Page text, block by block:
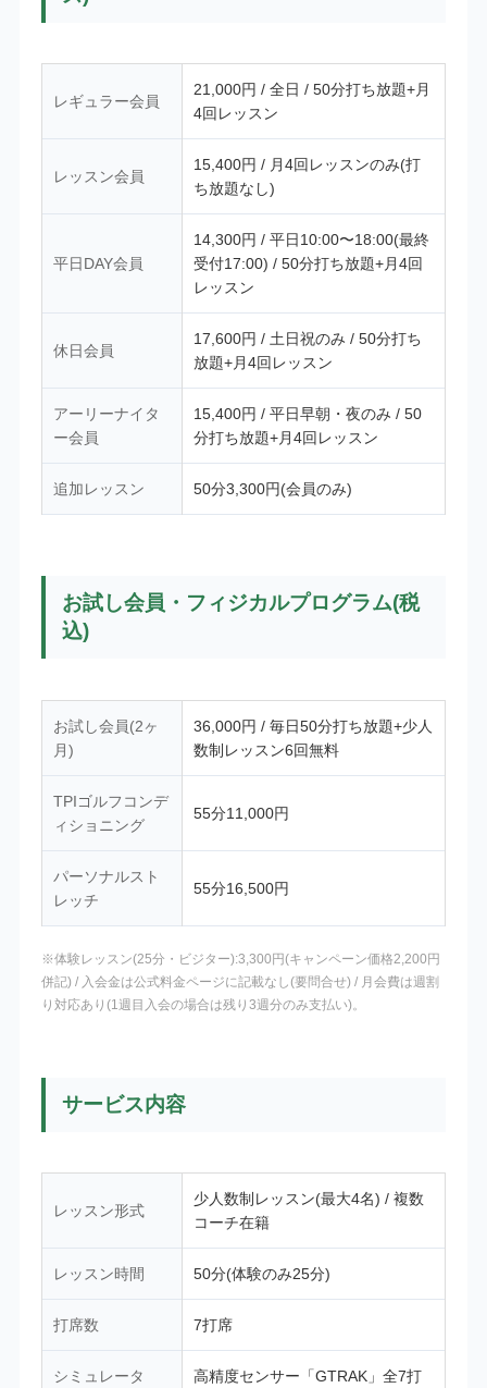
レギュラー会員
21,000円 / 全日 / 50分打ち放題+月
4回レッスン
レッスン会員
15,400円 / 月4回レッスンのみ(打
ち放題なし)
平日DAY会員
14,300円 / 平日10:00〜18:00(最終
受付17:00) / 50分打ち放題+月4回
レッスン
休日会員
17,600円 / 土日祝のみ / 50分打ち
放題+月4回レッスン
アーリーナイタ
ー会員
15,400円 / 平日早朝・夜のみ / 50
分打ち放題+月4回レッスン
追加レッスン 50分3,300円(会員のみ)
お試し会員・フィジカルプログラム(税
込)
お試し会員(2ヶ
月)
36,000円 / 毎日50分打ち放題+少人
数制レッスン6回無料
TPIゴルフコンデ
ィショニング
55分11,000円
パーソナルスト
レッチ
55分16,500円
※体験レッスン(25分・ビジター):3,300円(キャンペーン価格2,200円
併記) / 入会金は公式料金ページに記載なし(要問合せ) / 月会費は週割
り対応あり(1週目入会の場合は残り3週分のみ支払い)。
サービス内容
レッスン形式
少人数制レッスン(最大4名) / 複数
コーチ在籍
レッスン時間 50分(体験のみ25分)
打席数 7打席
シミュレータ
高精度センサー「GTRAK」全7打